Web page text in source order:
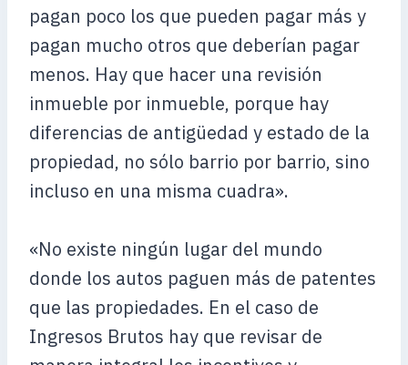
pagan poco los que pueden pagar más y
pagan mucho otros que deberían pagar
menos. Hay que hacer una revisión
inmueble por inmueble, porque hay
diferencias de antigüedad y estado de la
propiedad, no sólo barrio por barrio, sino
incluso en una misma cuadra».
«No existe ningún lugar del mundo
donde los autos paguen más de patentes
que las propiedades. En el caso de
Ingresos Brutos hay que revisar de